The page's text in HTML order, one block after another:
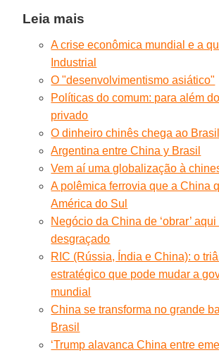
Leia mais
A crise econômica mundial e a
Industrial
O "desenvolvimentismo asiático"
Políticas do comum: para além
privado
O dinheiro chinês chega ao Brasil
Argentina entre China y Brasil
Vem aí uma globalização à
A polêmica ferrovia que a China
América do Sul
Negócio da China de ‘obrar’
desgraçado
RIC (Rússia, Índia e China): o
estratégico que pode mudar a
mundial
China se transforma no grande
Brasil
‘Trump alavanca China entre